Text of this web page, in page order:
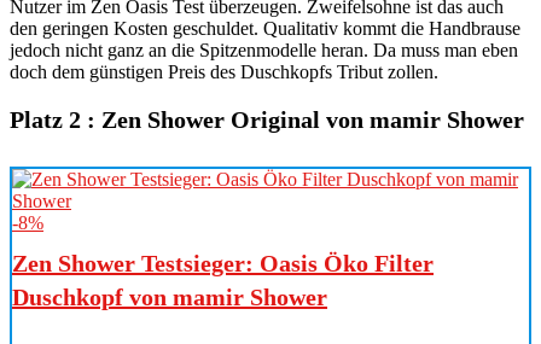
Nutzer im Zen Oasis Test überzeugen. Zweifelsohne ist das auch
den geringen Kosten geschuldet. Qualitativ kommt die Handbrause
jedoch nicht ganz an die Spitzenmodelle heran. Da muss man eben
doch dem günstigen Preis des Duschkopfs Tribut zollen.
Platz 2 : Zen Shower Original von mamir Shower
-8%
Zen Shower Testsieger: Oasis Öko Filter
Duschkopf von mamir Shower